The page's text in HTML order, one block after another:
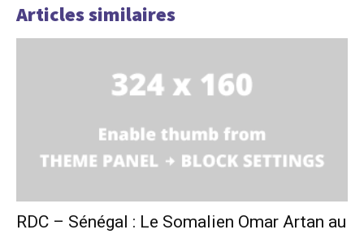
Articles similaires
RDC – Sénégal : Le Somalien Omar Artan au